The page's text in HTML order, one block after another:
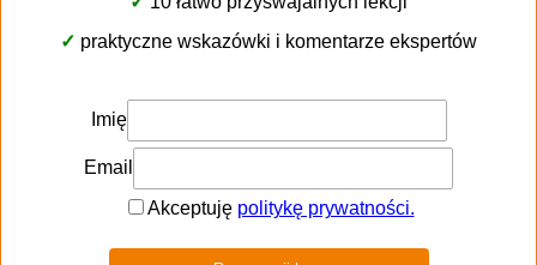
#8 Jak oceniasz skomplikowanie Twojego procesu
#9 Jakie są Twoje potrzeby i oczekiwania wobec
systemu CRM?